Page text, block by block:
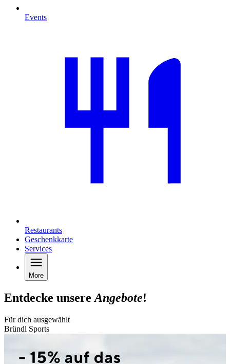
Events
Restaurants
Geschenkkarte
Services
More
Entdecke unsereAngebote!
Für dich ausgewählt
Bründl Sports